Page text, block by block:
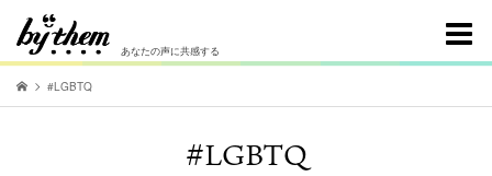
あなたの声に共感する
#LGBTQ
#LGBTQ